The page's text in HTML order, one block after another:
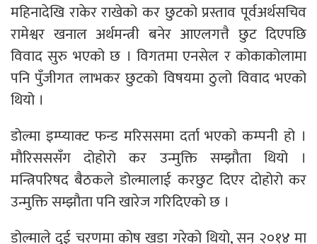
महिनादेखि राकेर राखेको कर छुटको प्रस्ताव पूर्वअर्थसचिव
रामेश्वर खनाल अर्थमन्त्री बनेर आएलगत्तै छुट दिएपछि
विवाद सुरु भएको छ । विगतमा एनसेल र कोकाकोलामा
पनि पुँजीगत लाभकर छुटको विषयमा ठुलो विवाद भएको
थियो ।
डोल्मा इम्प्याक्ट फन्ड मरिससमा दर्ता भएको कम्पनी हो ।
मौरिसससँग दोहोरो कर उन्मुक्ति सम्झौता थियो ।
मन्त्रिपरिषद बैठकले डोल्मालाई करछुट दिएर दोहोरो कर
उन्मुक्ति सम्झौता पनि खारेज गरिदिएको छ ।
डोल्माले दुई चरणमा कोष खडा गरेको थियो, सन् २०१४ मा